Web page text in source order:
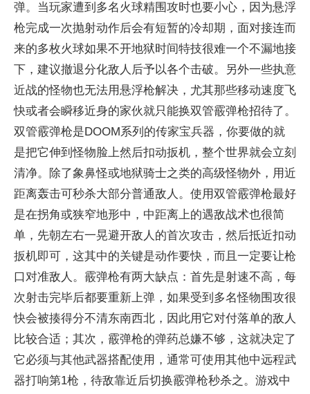
弹。当玩家遭到多名火球精围攻时也要小心，因为悬浮
枪完成一次抛射动作后会有短暂的冷却期，面对接连而
来的多枚火球如果不开地狱时间特技很难一个不漏地接
下，建议撤退分化敌人后予以各个击破。另外一些执意
近战的怪物也无法用悬浮枪解决，尤其那些移动速度飞
快或者会瞬移近身的家伙就只能换双管霰弹枪招待了。
双管霰弹枪是DOOM系列的传家宝兵器，你要做的就
是把它伸到怪物脸上然后扣动扳机，整个世界就会立刻
清净。除了象鼻怪或地狱骑士之类的高级怪物外，用近
距离轰击可秒杀大部分普通敌人。使用双管霰弹枪最好
是在拐角或狭窄地形中，中距离上的遇敌战术也很简
单，先朝左右一晃避开敌人的首次攻击，然后抵近扣动
扳机即可，这其中的关键是动作要快，而且一定要让枪
口对准敌人。霰弹枪有两大缺点：首先是射速不高，每
次射击完毕后都要重新上弹，如果受到多名怪物围攻很
快会被揍得分不清东南西北，因此用它对付落单的敌人
比较合适；其次，霰弹枪的弹药总嫌不够，这就决定了
它必须与其他武器搭配使用，通常可使用其他中远程武
器打响第1枪，待敌靠近后切换霰弹枪秒杀之。游戏中